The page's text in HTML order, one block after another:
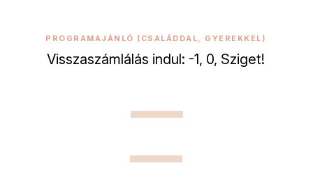
PROGRAMAJÁNLÓ (CSALÁDDAL, GYEREKKEL)
Visszaszámlálás indul: -1, 0, Sziget!